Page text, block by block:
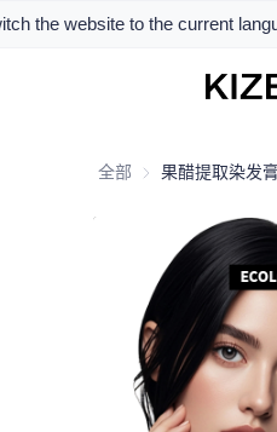
the website to the current
全部 果醋提取染发